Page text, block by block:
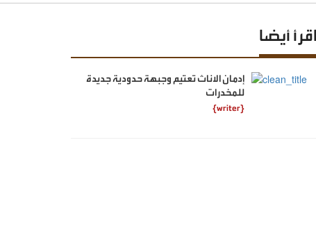
اقرأ أيضا
إدمان الاناث تعتيم وجبهة حدودية جديدة
للمخدرات
{writer}